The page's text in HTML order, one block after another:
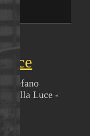
Stefano
della Luce -